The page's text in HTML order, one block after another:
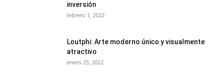
inversión
febrero 1, 2022
Loutphi: Arte moderno único y visualmente
atractivo
enero 25, 2022